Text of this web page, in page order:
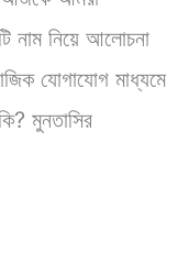
নাম নিয়ে আলোচনা
যোগাযোগ মাধ্যমে
মুনতাসির